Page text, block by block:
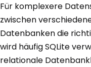
Für komplexere
zwischen
Datenbanken die
wird häufig SQLite
relationale